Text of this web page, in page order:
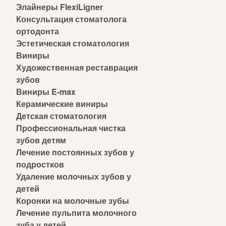
Элайнеры FlexiLigner
Консультация стоматолога
ортодонта
Эстетическая стоматология
Виниры
Художественная реставрация
зубов
Виниры E-max
Керамические виниры
Детская стоматология
Профессиональная чистка
зубов детям
Лечение постоянных зубов у
подростков
Удаление молочных зубов у
детей
Коронки на молочные зубы
Лечение пульпита молочного